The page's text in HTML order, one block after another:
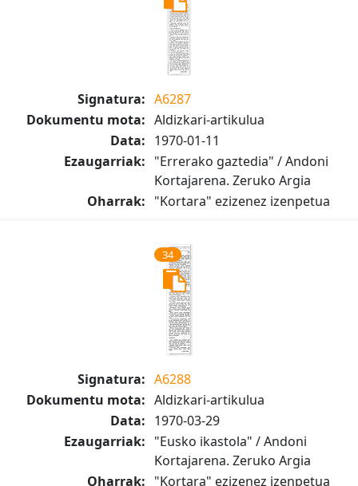
Signatura: A6287
Dokumentu mota: Aldizkari-artikulua
Data: 1970-01-11
Ezaugarriak: "Errerako gaztedia" / Andoni
Kortajarena. Zeruko Argia
Oharrak: "Kortara" ezizenez izenpetua
34
Signatura: A6288
Dokumentu mota: Aldizkari-artikulua
Data: 1970-03-29
Ezaugarriak: "Eusko ikastola" / Andoni
Kortajarena. Zeruko Argia
Oharrak: "Kortara" ezizenez izenpetua